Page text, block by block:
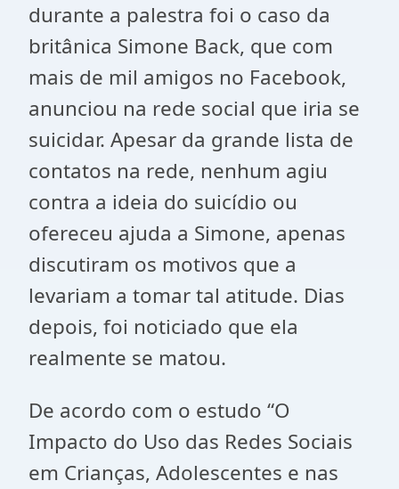
durante a palestra foi o caso da
britânica Simone Back, que com
mais de mil amigos no Facebook,
anunciou na rede social que iria se
suicidar. Apesar da grande lista de
contatos na rede, nenhum agiu
contra a ideia do suicídio ou
ofereceu ajuda a Simone, apenas
discutiram os motivos que a
levariam a tomar tal atitude. Dias
depois, foi noticiado que ela
realmente se matou.
De acordo com o estudo “O
Impacto do Uso das Redes Sociais
em Crianças, Adolescentes e nas